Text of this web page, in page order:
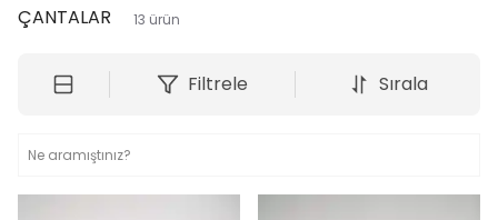
ÇANTALAR 13 ürün
Filtrele Sırala